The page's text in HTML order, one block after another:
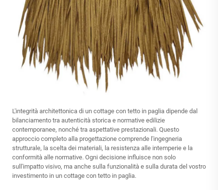
L'integrità architettonica di un cottage con tetto in paglia dipende dal
bilanciamento tra autenticità storica e normative edilizie
contemporanee, nonché tra aspettative prestazionali. Questo
approccio completo alla progettazione comprende l'ingegneria
strutturale, la scelta dei materiali, la resistenza alle intemperie e la
conformità alle normative. Ogni decisione influisce non solo
sull'impatto visivo, ma anche sulla funzionalità e sulla durata del vostro
investimento in un cottage con tetto in paglia.